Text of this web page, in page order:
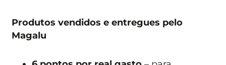
Produtos vendidos e entregues pelo
Magalu